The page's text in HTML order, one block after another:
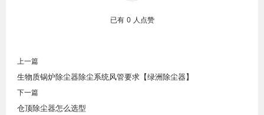
已有 0 人点赞
上一篇
生物质锅炉除尘器除尘系统风管要求【绿洲除尘器】
下一篇
仓顶除尘器怎么选型